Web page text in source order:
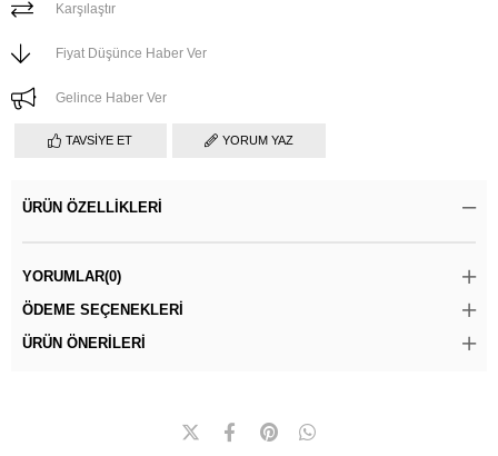
Karşılaştır
Fiyat Düşünce Haber Ver
Gelince Haber Ver
TAVSIYE ET YORUM YAZ
ÜRÜN ÖZELLIKLERI
YORUMLAR(0)
ÖDEME SEÇENEKLERI
ÜRÜN ÖNERILERI